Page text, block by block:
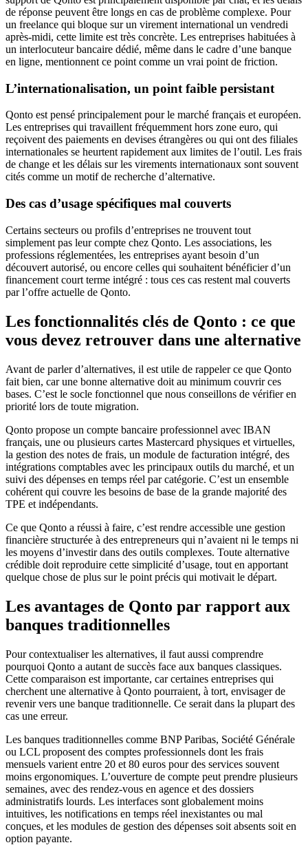
de réponse peuvent être longs en cas de problème complexe. Pour
un freelance qui bloque sur un virement international un vendredi
après-midi, cette limite est très concrète. Les entreprises habituées à
un interlocuteur bancaire dédié, même dans le cadre d’une banque
en ligne, mentionnent ce point comme un vrai point de friction.
L’internationalisation, un point faible persistant
Qonto est pensé principalement pour le marché français et européen.
Les entreprises qui travaillent fréquemment hors zone euro, qui
reçoivent des paiements en devises étrangères ou qui ont des filiales
internationales se heurtent rapidement aux limites de l’outil. Les frais
de change et les délais sur les virements internationaux sont souvent
cités comme un motif de recherche d’alternative.
Des cas d’usage spécifiques mal couverts
Certains secteurs ou profils d’entreprises ne trouvent tout
simplement pas leur compte chez Qonto. Les associations, les
professions réglementées, les entreprises ayant besoin d’un
découvert autorisé, ou encore celles qui souhaitent bénéficier d’un
financement court terme intégré : tous ces cas restent mal couverts
par l’offre actuelle de Qonto.
Les fonctionnalités clés de Qonto : ce que
vous devez retrouver dans une alternative
Avant de parler d’alternatives, il est utile de rappeler ce que Qonto
fait bien, car une bonne alternative doit au minimum couvrir ces
bases. C’est le socle fonctionnel que nous conseillons de vérifier en
priorité lors de toute migration.
Qonto propose un compte bancaire professionnel avec IBAN
français, une ou plusieurs cartes Mastercard physiques et virtuelles,
la gestion des notes de frais, un module de facturation intégré, des
intégrations comptables avec les principaux outils du marché, et un
suivi des dépenses en temps réel par catégorie. C’est un ensemble
cohérent qui couvre les besoins de base de la grande majorité des
TPE et indépendants.
Ce que Qonto a réussi à faire, c’est rendre accessible une gestion
financière structurée à des entrepreneurs qui n’avaient ni le temps ni
les moyens d’investir dans des outils complexes. Toute alternative
crédible doit reproduire cette simplicité d’usage, tout en apportant
quelque chose de plus sur le point précis qui motivait le départ.
Les avantages de Qonto par rapport aux
banques traditionnelles
Pour contextualiser les alternatives, il faut aussi comprendre
pourquoi Qonto a autant de succès face aux banques classiques.
Cette comparaison est importante, car certaines entreprises qui
cherchent une alternative à Qonto pourraient, à tort, envisager de
revenir vers une banque traditionnelle. Ce serait dans la plupart des
cas une erreur.
Les banques traditionnelles comme BNP Paribas, Société Générale
ou LCL proposent des comptes professionnels dont les frais
mensuels varient entre 20 et 80 euros pour des services souvent
moins ergonomiques. L’ouverture de compte peut prendre plusieurs
semaines, avec des rendez-vous en agence et des dossiers
administratifs lourds. Les interfaces sont globalement moins
intuitives, les notifications en temps réel inexistantes ou mal
conçues, et les modules de gestion des dépenses soit absents soit en
option payante.